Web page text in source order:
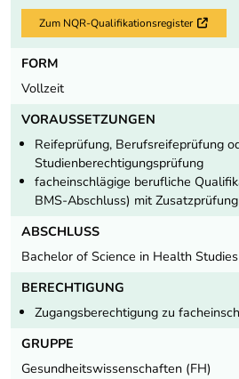
Zum NQR-Qualifikationsregister
FORM
Vollzeit
VORAUSSETZUNGEN
Reifeprüfung, Berufsreifeprüfung
Studienberechtigungsprüfung
facheinschlägige berufliche
BMS-Abschluss) mit Zusatzprüfung
ABSCHLUSS
Bachelor of Science in Health
BERECHTIGUNG
Zugangsberechtigung zu
GRUPPE
Gesundheitswissenschaften (FH)